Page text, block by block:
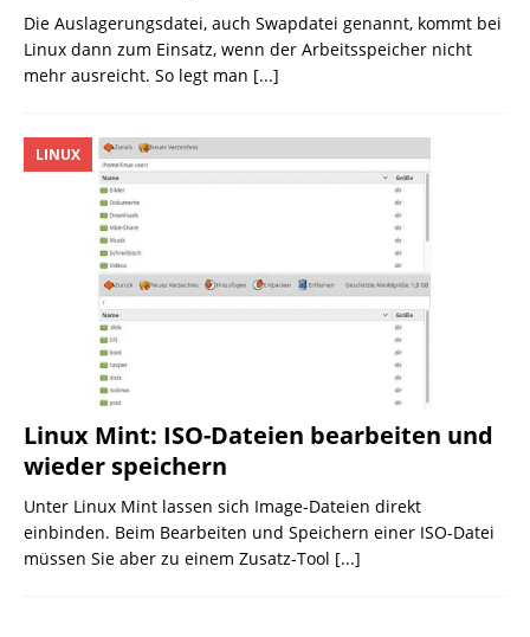
Die Auslagerungsdatei, auch Swapdatei genannt, kommt bei
Linux dann zum Einsatz, wenn der Arbeitsspeicher nicht
mehr ausreicht. So legt man [...]
Linux Mint: ISO-Dateien bearbeiten und
wieder speichern
LINUX
Unter Linux Mint lassen sich Image-Dateien direkt
einbinden. Beim Bearbeiten und Speichern einer ISO-Datei
müssen Sie aber zu einem Zusatz-Tool [...]